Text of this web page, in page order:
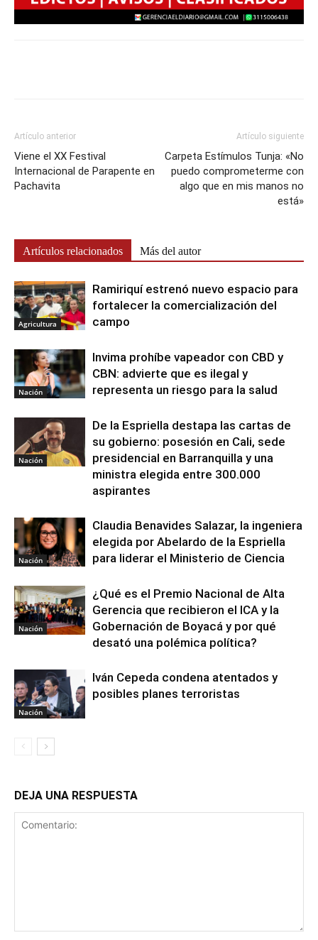
Artículo anterior
Viene el XX Festival
Internacional de Parapente en
Pachavita
Artículo siguiente
Carpeta Estímulos Tunja: «No
puedo comprometerme con
algo que en mis manos no
está»
Artículos relacionados Más del autor
Agricultura
Ramiriquí estrenó nuevo espacio para
fortalecer la comercialización del
campo
Nación
Invima prohíbe vapeador con CBD y
CBN: advierte que es ilegal y
representa un riesgo para la salud
Nación
De la Espriella destapa las cartas de
su gobierno: posesión en Cali, sede
presidencial en Barranquilla y una
ministra elegida entre 300.000
aspirantes
Nación
Claudia Benavides Salazar, la ingeniera
elegida por Abelardo de la Espriella
para liderar el Ministerio de Ciencia
Nación
¿Qué es el Premio Nacional de Alta
Gerencia que recibieron el ICA y la
Gobernación de Boyacá y por qué
desató una polémica política?
Nación
Iván Cepeda condena atentados y
posibles planes terroristas
DEJA UNA RESPUESTA